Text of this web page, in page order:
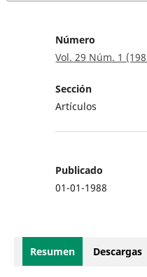
Número
Vol. 29 Núm. 1
Sección
Artículos
Publicado
01-01-1988
Resumen Descargas